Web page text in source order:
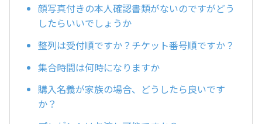
顔写真付きの本人確認書類がないのですがどう
したらいいでしょうか
整列は受付順ですか？チケット番号順ですか？
集合時間は何時になりますか
購入名義が家族の場合、どうしたら良いです
か？